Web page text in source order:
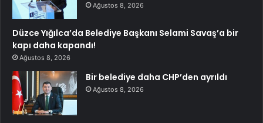
Ağustos 8, 2026
Düzce Yığılca’da Belediye Başkanı Selami Savaş’a bir
kapı daha kapandı!
Ağustos 8, 2026
Bir belediye daha CHP’den ayrıldı
Ağustos 8, 2026